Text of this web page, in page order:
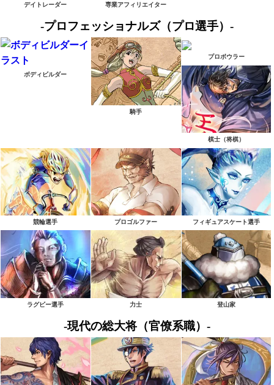
デイトレーダー 専業アフィリエイター
-プロフェッショナルズ（プロ選手）-
ボディビルダー
騎手
プロボウラー
棋士（将棋）
競輪選手 プロゴルファー フィギュアスケート選手
ラグビー選手 力士 登山家
-現代の総大将（官僚系職）-